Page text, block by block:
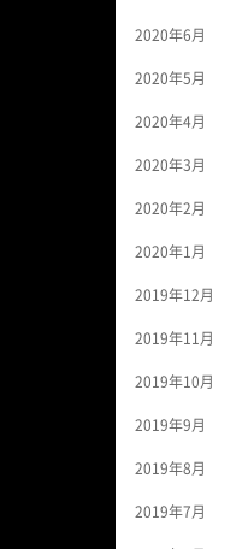
2020年6月
2020年5月
2020年4月
2020年3月
2020年2月
2020年1月
2019年12月
2019年11月
2019年10月
2019年9月
2019年8月
2019年7月